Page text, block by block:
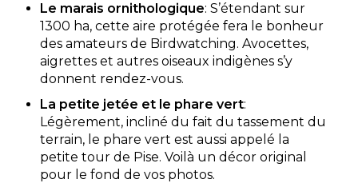
Le marais ornithologique: S’étendant sur
1300 ha, cette aire protégée fera le bonheur
des amateurs de Birdwatching. Avocettes,
aigrettes et autres oiseaux indigènes s’y
donnent rendez-vous.
La petite jetée et le phare vert:
Légèrement, incliné du fait du tassement du
terrain, le phare vert est aussi appelé la
petite tour de Pise. Voilà un décor original
pour le fond de vos photos.
Camping Le Puits Rochais
Les Sables-d'Olonne, Vendée , Pays de la Loire